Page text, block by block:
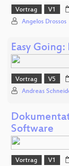
Vortrag V1
Angelos Drossos
Easy
Vortrag V5
Andreas
Software
Vortrag V1